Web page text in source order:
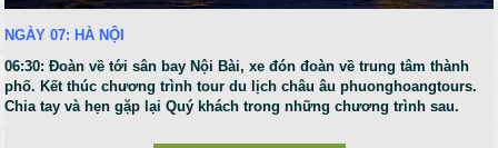
NGÀY 07: HÀ NỘI
06:30: Đoàn về tới sân bay Nội Bài, xe đón đoàn về trung tâm thành
phố. Kết thúc chương trìnhtour du lịch châu âu phuonghoangtours.
Chia tay và hẹn gặp lại Quý khách trong những chương trình sau.